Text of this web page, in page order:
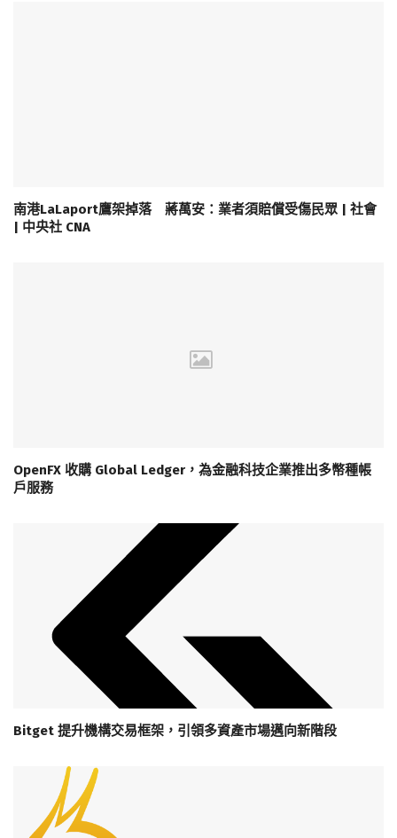
南港LaLaport鷹架掉落 蔣萬安：業者須賠償受傷民眾 | 社會
| 中央社 CNA
OpenFX 收購 Global Ledger，為金融科技企業推出多幣種帳
戶服務
Bitget 提升機構交易框架，引領多資產市場邁向新階段